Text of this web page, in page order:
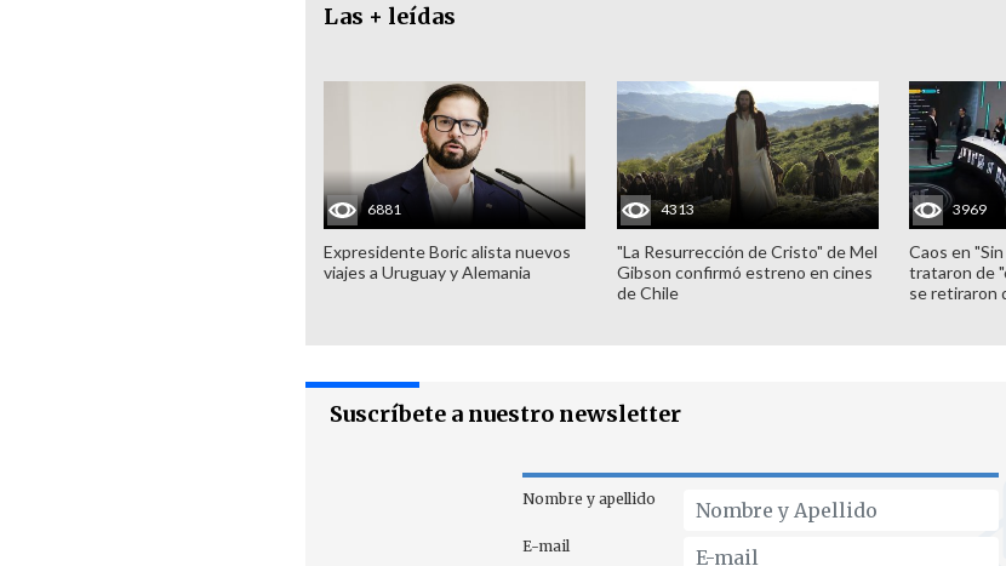
Las + leídas
6881
Expresidente Boric alista nuevos
viajes a Uruguay y Alemania
4313
"La Resurrección de Cristo" de Mel
Gibson confirmó estreno en cines
de Chile
3969
Caos en
trataron de
se retiraron
Suscríbete a nuestro newsletter
Nombre y apellido
E-mail